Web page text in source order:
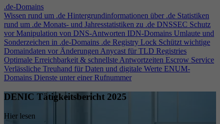
.de-Domains
Wissen rund um .de Hintergrundinformationen über .de Statistiken
rund um .de Monats- und Jahresstatistiken zu .de DNSSEC Schutz
vor Manipulation von DNS-Antworten IDN-Domains Umlaute und
Sonderzeichen in .de-Domains .de Registry Lock Schützt wichtige
Domaindaten vor ÄnderungenAnycast für TLD Registries
Optimale Erreichbarkeit & schnellste Antwortzeiten Escrow Service
Verlässliche Treuhand für Daten und digitale Werte ENUM-
Domains Dienste unter einer Rufnummer
DENIC Tätigkeitsbericht 2025
Hier lesen